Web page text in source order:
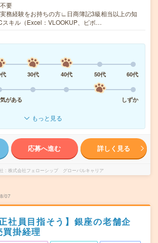
要
務経験をお持ちの方∟日商簿記3級相当以上の知
キル（Excel：VLOOKUP、ピボ…
30代 40代 50代
60代
がある
しずか
もっと見る
応募へ進む 詳しく見る
株式会社フェローシップ グローバルキャリア
07
社員目指そう】銀座の老舗企
掛経理